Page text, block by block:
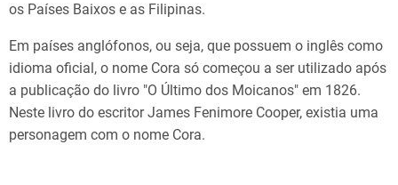
os Países Baixos e as Filipinas.
Em países anglófonos, ou seja, que possuem o inglês como
idioma oficial, o nome Cora só começou a ser utilizado após
a publicação do livro "O Último dos Moicanos" em 1826.
Neste livro do escritor James Fenimore Cooper, existia uma
personagem com o nome Cora.